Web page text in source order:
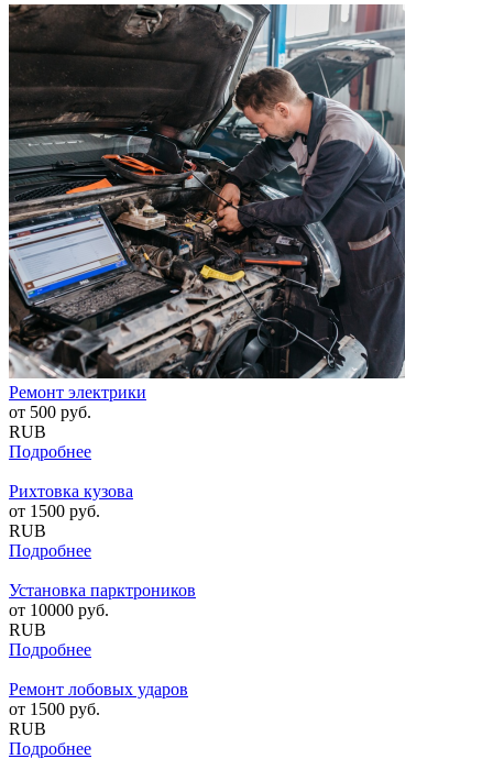
Ремонт электрики
от 500 руб.
RUB
Подробнее
Рихтовка кузова
от 1500 руб.
RUB
Подробнее
Установка парктроников
от 10000 руб.
RUB
Подробнее
Ремонт лобовых ударов
от 1500 руб.
RUB
Подробнее